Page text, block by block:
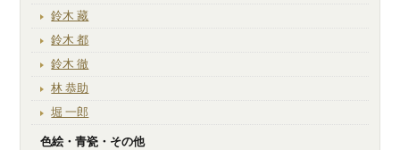
鈴木 藏
鈴木 都
鈴木 徹
林 恭助
堀 一郎
色絵・青瓷・その他